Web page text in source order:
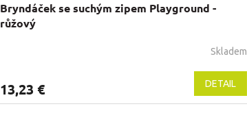
Bryndáček se suchým zipem Playground -
růžový
Skladem
13,23 € DETAIL